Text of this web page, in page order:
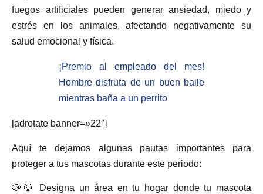
fuegos artificiales pueden generar ansiedad, miedo y
estrés en los animales, afectando negativamente su
salud emocional y física.
¡Premio al empleado del mes!
Hombre disfruta de un buen baile
mientras baña a un perrito
[adrotate banner=»22″]
Aquí te dejamos algunas pautas importantes para
proteger a tus mascotas durante este periodo:
🐶🐱 Designa un área en tu hogar donde tu mascota